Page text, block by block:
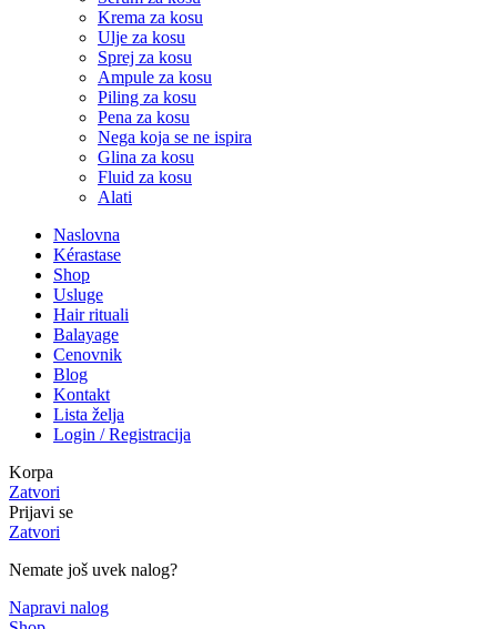
Krema za kosu
Ulje za kosu
Sprej za kosu
Ampule za kosu
Piling za kosu
Pena za kosu
Nega koja se ne ispira
Glina za kosu
Fluid za kosu
Alati
Naslovna
Kérastase
Shop
Usluge
Hair rituali
Balayage
Cenovnik
Blog
Kontakt
Lista želja
Login / Registracija
Korpa
Zatvori
Prijavi se
Zatvori
Nemate još uvek nalog?
Napravi nalog